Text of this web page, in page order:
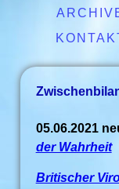
05.06.2021
der Wahrheit
Britischer